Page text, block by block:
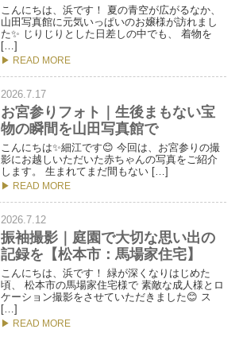
こんにちは、浜です！ 夏の青空が広がるなか、
山田写真館に元気いっぱいのお嬢様が訪れまし
た✨ じりじりとした日差しの中でも、 着物を
[…]
▶ READ MORE
2026.7.17
お宮参りフォト｜生後まもない宝
物の瞬間を山田写真館で
こんにちは✨細江です😊 今回は、お宮参りの撮
影にお越しいただいた赤ちゃんの写真をご紹介
します。 生まれてまだ間もない […]
▶ READ MORE
2026.7.12
振袖撮影｜庭園で大切な思い出の
記録を【松本市：馬場家住宅】
こんにちは、浜です！ 緑が深くなりはじめた
頃、 松本市の馬場家住宅様で 素敵な成人様とロ
ケーション撮影をさせていただきました😊 ス
[…]
▶ READ MORE